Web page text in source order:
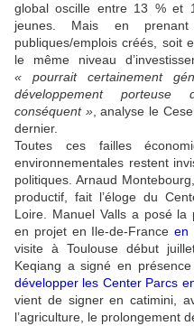
global oscille entre 13 % et
jeunes. Mais en
publiques/emplois créés, soit
le même niveau
«
pourrait certainement
développement porteuse
conséquent », analyse le
dernier.
Toutes ces failles
environnementales restent
politiques. Arnaud
productif, fait l’éloge du
Loire. Manuel Valls a posé
en projet en Ile-de-Franceen
visite à Toulouse début
Keqiang a signé en
développer les Center Parcs
vient de signer en catimini,
l’agriculture, le prolongement